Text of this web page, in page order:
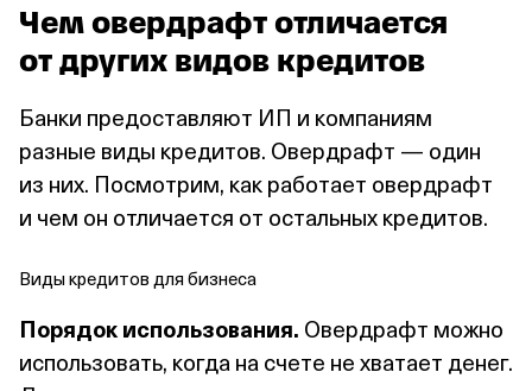
Чем овердрафт отличается
от других видов кредитов
Банки предоставляют ИП и компаниям
разные виды кредитов. Овердрафт — один
из них. Посмотрим, как работает овердрафт
и чем он отличается от остальных кредитов.
Виды кредитов для бизнеса
Порядок использования. Овердрафт можно
использовать, когда на счете не хватает денег.